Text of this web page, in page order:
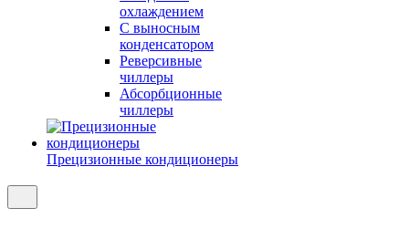
охлаждением
С выносным
конденсатором
Реверсивные
чиллеры
Абсорбционные
чиллеры
Прецизионные кондиционеры